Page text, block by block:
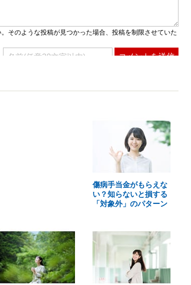
傷病手当金がもらえな
い？知らないと損する
「対象外」のパターン